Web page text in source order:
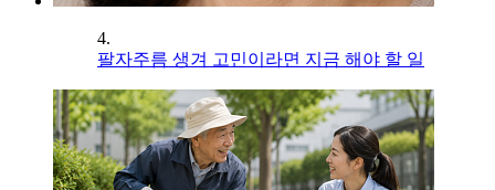
4.
팔자주름 생겨 고민이라면 지금 해야 할 일